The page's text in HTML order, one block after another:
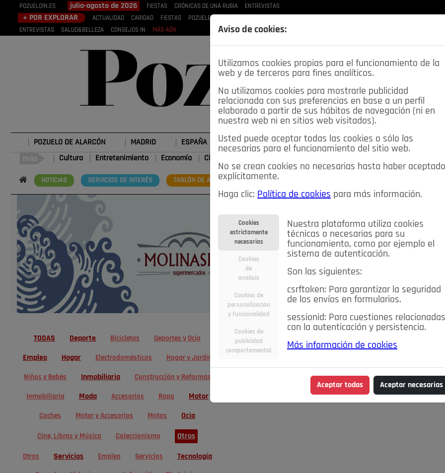
POZUELOIN.ES julio-agosto de 2026 FIESTAS CRÓNICAS DE UNA RUBIA ENTREVISTAS
+ POR EXPLORAR ACTUALIDAD CARIDAD FIESTAS POZUELEROS
ENTREVISTAS
SALUD&BELLEZA CONSEJOS IN MÁS AÚN
POZUELO DE ALARCÓN MADRID ESPAÑA DEPORTES OPINIÓN IN SALUD 🔴 EN DIRECTO
Cultura Entretenimiento Economía Ciencia&Tecnología
NOTICIAS SERVICIOS DE INTERÉS TABLÓN DE ANUNCIOS MIS ANUNCIOS
TODAS Deporte Bicicletas Deportes y Ocio
Empleo Hogar Electrodomésticos Hogar y Jardín
Niños y Bebés Inmobiliaria Construcción y Reformas
Inmobiliaria Moda Accesorios Ropa Motor
Coches Motor y Accesorios Motos Ocio
Cine, Libros y Música Coleccionismo Otros
Otros Servicios Empleo Servicios Tecnología
Aviso de cookies:
Utilizamos cookies propias para el funcionamiento de la
web y de terceros para fines analíticos.
No utilizamos cookies para mostrarle publicidad
relacionada con sus preferencias en base a un perfil
elaborado a partir de sus hábitos de navegación (ni en
nuestra web ni en sitios web visitados).
Usted puede aceptar todas las cookies o sólo las
necesarias para el funcionamiento del sitio web.
No se crean cookies no necesarias hasta haber aceptado
explícitamente.
Haga clic: Política de cookies para más información.
Cookies
estrictamente
necesarias
Cookies
de
análisis
Cookies de
personalización
y funcionalidad
Cookies de
publicidad
comportamental
Nuestra plataforma utiliza cookies
técnicas o necesarias para su
funcionamiento, como por ejemplo el
sistema de autenticación.
Son las siguientes:
csrftoken: Para garantizar la seguridad
de los envíos en formularios.
sessionid: Para cuestiones relacionadas
con la autenticación y persistencia.
Más información de cookies
Aceptar todas Aceptar necesarias